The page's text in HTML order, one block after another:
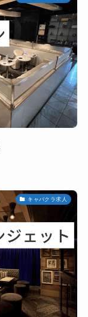
キャバクラ求人